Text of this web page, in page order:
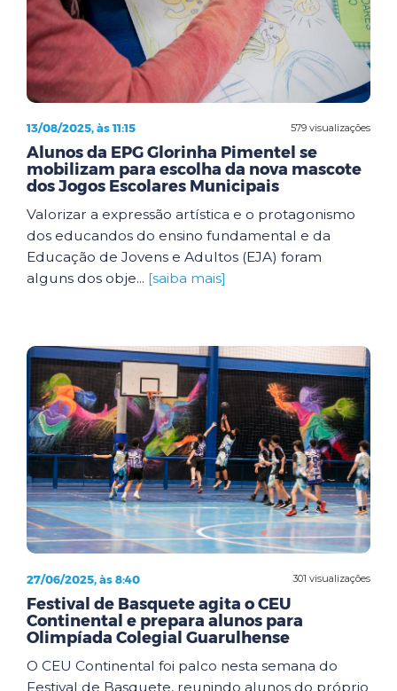
579 visualizações
13/08/2025, às 11:15
Alunos da EPG Glorinha Pimentel se
mobilizam para escolha da nova mascote
dos Jogos Escolares Municipais
Valorizar a expressão artística e o protagonismo
dos educandos do ensino fundamental e da
Educação de Jovens e Adultos (EJA) foram
alguns dos obje... [saiba mais]
301 visualizações
27/06/2025, às 8:40
Festival de Basquete agita o CEU
Continental e prepara alunos para
Olimpíada Colegial Guarulhense
O CEU Continental foi palco nesta semana do
Festival de Basquete, reunindo alunos do próprio